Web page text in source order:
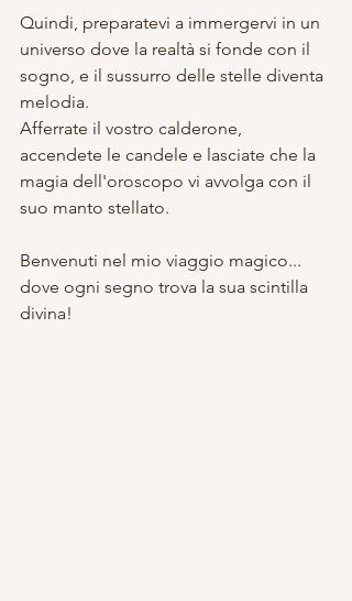
Quindi, preparatevi a immergervi in un
universo dove la realtà si fonde con il
sogno, e il sussurro delle stelle diventa
melodia.
Afferrate il vostro calderone,
accendete le candele e lasciate che la
magia dell'oroscopo vi avvolga con il
suo manto stellato.
Benvenuti nel mio viaggio magico...
dove ogni segno trova la sua scintilla
divina!